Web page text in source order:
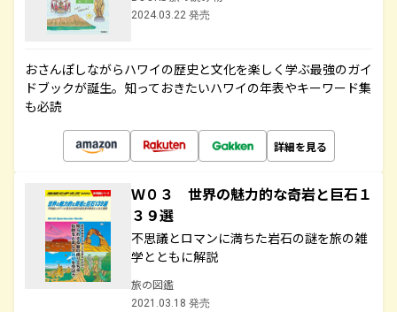
2024.03.22 発売
おさんぽしながらハワイの歴史と文化を楽しく学ぶ最強のガイ
ドブックが誕生。知っておきたいハワイの年表やキーワード集
も必読
詳細を見る
Ｗ０３ 世界の魅力的な奇岩と巨石１
３９選
不思議とロマンに満ちた岩石の謎を旅の雑
学とともに解説
旅の図鑑
2021.03.18 発売